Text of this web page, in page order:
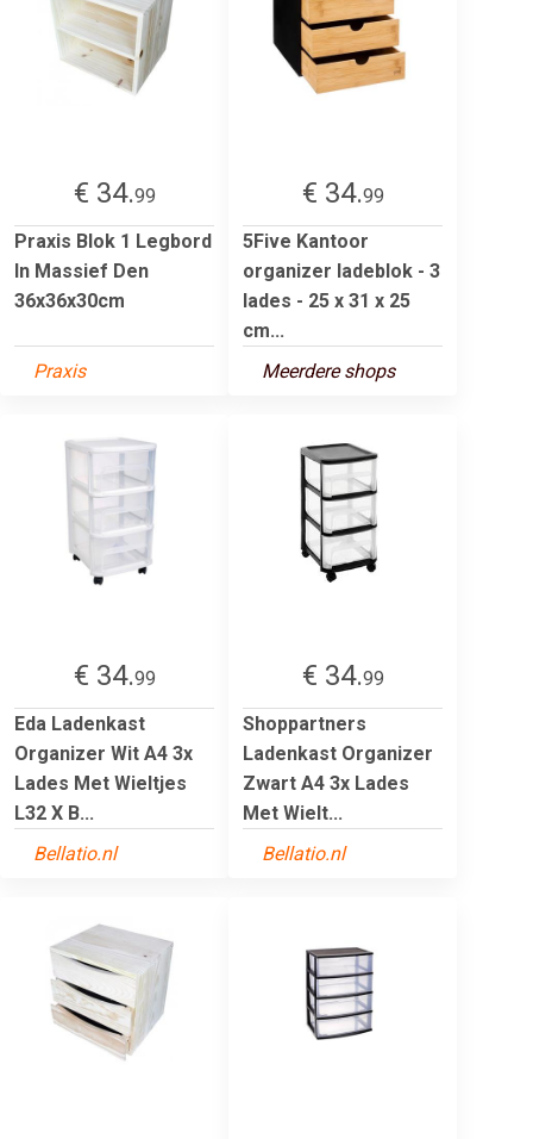
€ 34.99
Praxis Blok 1 Legbord
In Massief Den
36x36x30cm
Praxis
€ 34.99
5Five Kantoor
organizer ladeblok - 3
lades - 25 x 31 x 25
cm...
Meerdere shops
€ 34.99
Eda Ladenkast
Organizer Wit A4 3x
Lades Met Wieltjes
L32 X B...
Bellatio.nl
€ 34.99
Shoppartners
Ladenkast Organizer
Zwart A4 3x Lades
Met Wielt...
Bellatio.nl